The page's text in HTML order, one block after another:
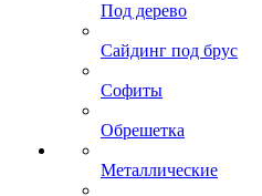
Под дерево
Сайдинг под брус
Софиты
Обрешетка
Металлические